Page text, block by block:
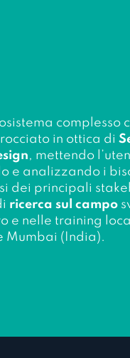
complesso
in ottica di
, mettendo
e analizzando i
dei principali
ricerca sul campo
e nelle training
Mumbai (India).